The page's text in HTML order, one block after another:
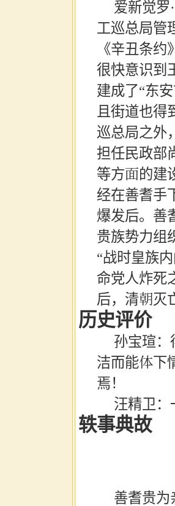
爱新觉罗
工巡总局管
《辛丑条
很快意识到
建成了“东
且街道也得
巡总局之外
担任民政部
等方面的建
经在善耆手
爆发后。善
贵族势力组
“战时皇族
命党人炸死
后，清朝灭
历史评价
孙宝瑄
洁而能体下
焉！
汪精卫
轶事典故
善耆贵为